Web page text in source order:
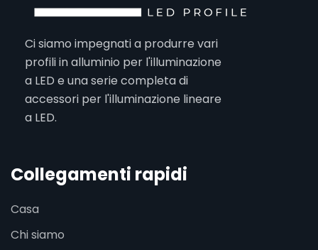
Ci siamo impegnati a produrre vari
profili in alluminio per l'illuminazione
a LED e una serie completa di
accessori per l'illuminazione lineare
a LED.
Collegamenti rapidi
Casa
Chi siamo